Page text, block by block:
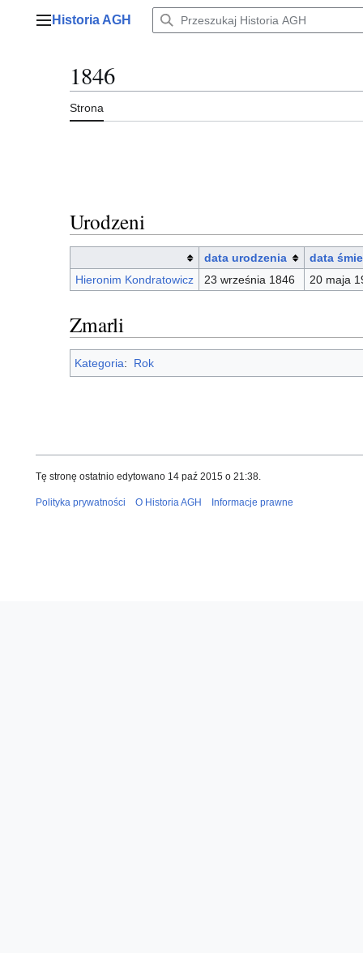
Menu główne
Historia AGH
1846
Strona
Urodzeni
data urodzenia
data
Hieronim Kondratowicz
23 września 1846 20 maja
Zmarli
Kategoria: Rok
Tę stronę ostatnio edytowano 14 paź 2015 o 21:38.
Polityka prywatności O Historia AGH Informacje prawne